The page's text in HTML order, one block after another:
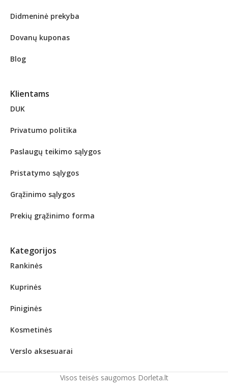
Didmeninė prekyba
Dovanų kuponas
Blog
Klientams
DUK
Privatumo politika
Paslaugų teikimo sąlygos
Pristatymo sąlygos
Grąžinimo sąlygos
Prekių grąžinimo forma
Kategorijos
Rankinės
Kuprinės
Piniginės
Kosmetinės
Verslo aksesuarai
Visos teisės saugomos Dorleta.lt